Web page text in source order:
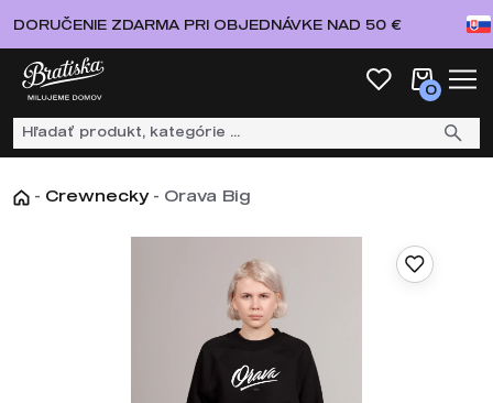
DORUČENIE ZDARMA PRI OBJEDNÁVKE NAD 50 €
0
- Crewnecky - Orava Big